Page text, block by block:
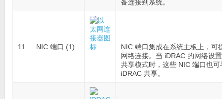
备连接到系统。
11 NIC 端口 (1)
NIC 端口集成在系统主板上，可
网络连接。当 iDRAC 的网络设
共享模式时，这些 NIC 端口也可
iDRAC 共享。